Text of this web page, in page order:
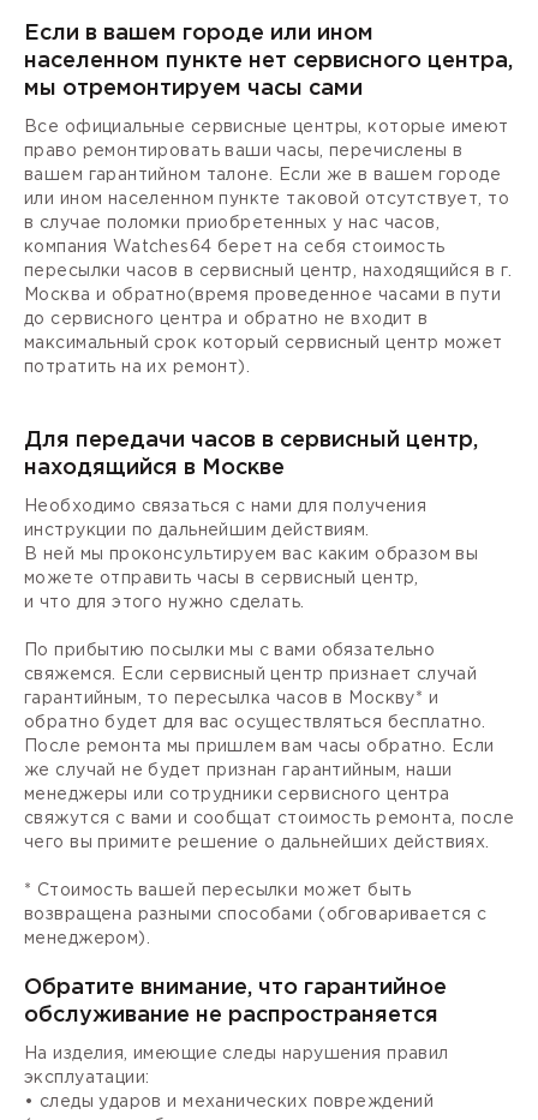
Если в вашем городе или ином
населенном пункте нет сервисного центра,
мы отремонтируем часы сами
Все официальные сервисные центры, которые имеют
право ремонтировать ваши часы, перечислены в
вашем гарантийном талоне. Если же в вашем городе
или ином населенном пункте таковой отсутствует, то
в случае поломки приобретенных у нас часов,
компания Watches64 берет на себя стоимость
пересылки часов в сервисный центр, находящийся в г.
Москва и обратно(время проведенное часами в пути
до сервисного центра и обратно не входит в
максимальный срок который сервисный центр может
потратить на их ремонт).
Для передачи часов в сервисный центр,
находящийся в Москве
Необходимо связаться с нами для получения
инструкции по дальнейшим действиям.
В ней мы проконсультируем вас каким образом вы
можете отправить часы в сервисный центр,
и что для этого нужно сделать.
По прибытию посылки мы с вами обязательно
свяжемся. Если сервисный центр признает случай
гарантийным, то пересылка часов в Москву* и
обратно будет для вас осуществляться бесплатно.
После ремонта мы пришлем вам часы обратно. Если
же случай не будет признан гарантийным, наши
менеджеры или сотрудники сервисного центра
свяжутся с вами и сообщат стоимость ремонта, после
чего вы примите решение о дальнейших действиях.
* Стоимость вашей пересылки может быть
возвращена разными способами (обговаривается с
менеджером).
Обратите внимание, что гарантийное
обслуживание не распространяется
На изделия, имеющие следы нарушения правил
эксплуатации:
• следы ударов и механических повреждений